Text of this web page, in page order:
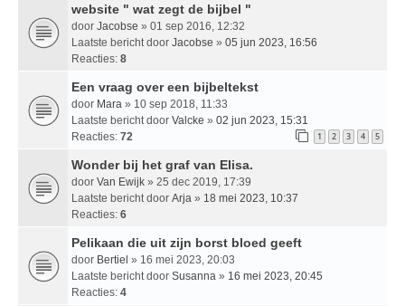
website " wat zegt de bijbel "
door Jacobse » 01 sep 2016, 12:32
Laatste bericht door Jacobse » 05 jun 2023, 16:56
Reacties: 8
Een vraag over een bijbeltekst
door Mara » 10 sep 2018, 11:33
Laatste bericht door Valcke » 02 jun 2023, 15:31
Reacties: 72 1 2 3 4 5
Wonder bij het graf van Elisa.
door Van Ewijk » 25 dec 2019, 17:39
Laatste bericht door Arja » 18 mei 2023, 10:37
Reacties: 6
Pelikaan die uit zijn borst bloed geeft
door Bertiel » 16 mei 2023, 20:03
Laatste bericht door Susanna » 16 mei 2023, 20:45
Reacties: 4